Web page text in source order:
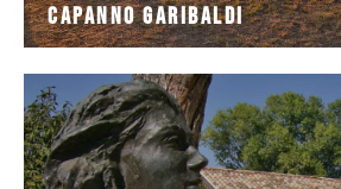
Capanno Garibaldi
La Fattoria Guiccioli ospita una
di cimeli e ricordi legati alla trafila
di Romagna; tra cui, ad alcuni